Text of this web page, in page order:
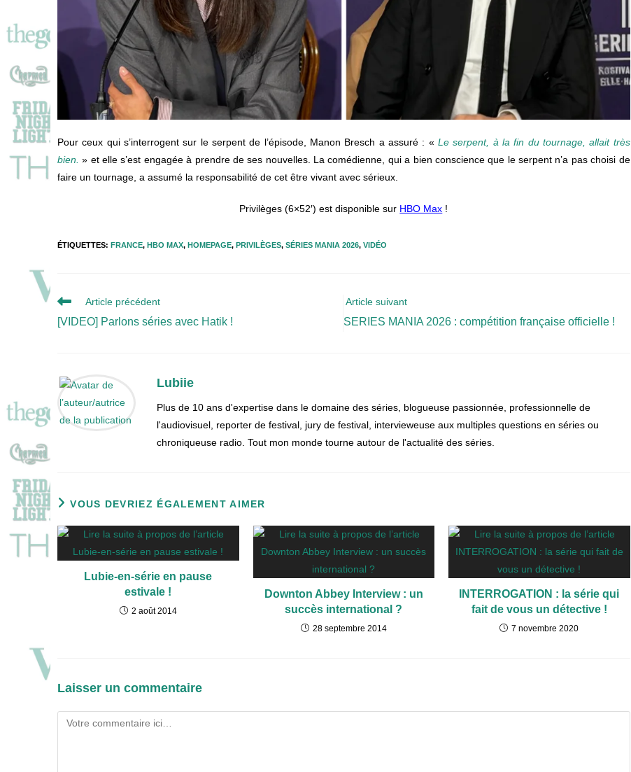
Pour ceux qui s’interrogent sur le serpent de l’épisode, Manon Bresch a assuré : « Le serpent, à la fin du tournage, allait très
bien. » et elle s’est engagée à prendre de ses nouvelles. La comédienne, qui a bien conscience que le serpent n’a pas choisi de
faire un tournage, a assumé la responsabilité de cet être vivant avec sérieux.
Privilèges (6×52′) est disponible sur HBO Max !
ÉTIQUETTES: FRANCE, HBO MAX, HOMEPAGE, PRIVILÈGES, SÉRIES MANIA 2026, VIDÉO
Read
articles
Article précédent
[VIDEO] Parlons séries avec Hatik !
Article suivant
SERIES MANIA 2026 : compétition française officielle !
Lubiie
Plus de 10 ans d'expertise dans le domaine des séries, blogueuse passionnée, professionnelle de
l'audiovisuel, reporter de festival, jury de festival, intervieweuse aux multiples questions en séries ou
chroniqueuse radio. Tout mon monde tourne autour de l'actualité des séries.
VOUS DEVRIEZ ÉGALEMENT AIMER
Lubie-en-série en pause
estivale !
2 août 2014
Downton Abbey Interview : un
succès international ?
28 septembre 2014
INTERROGATION : la série qui
fait de vous un détective !
7 novembre 2020
Laisser un commentaire
Comment